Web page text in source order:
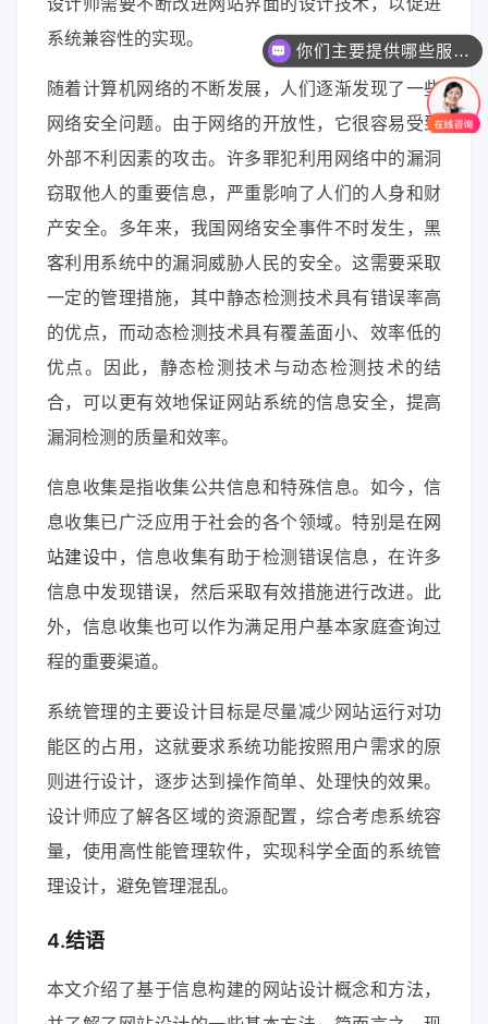
系统兼容性的实现。
随着计算机网络的不断发展，人们逐渐发现了一些
网络安全问题。由于网络的开放性，它很容易受到
外部不利因素的攻击。许多罪犯利用网络中的漏洞
窃取他人的重要信息，严重影响了人们的人身和财
产安全。多年来，我国网络安全事件不时发生，黑
客利用系统中的漏洞威胁人民的安全。这需要采取
一定的管理措施，其中静态检测技术具有错误率高
的优点，而动态检测技术具有覆盖面小、效率低的
优点。因此，静态检测技术与动态检测技术的结
合，可以更有效地保证网站系统的信息安全，提高
漏洞检测的质量和效率。
信息收集是指收集公共信息和特殊信息。如今，信
息收集已广泛应用于社会的各个领域。特别是在网
站建设中，信息收集有助于检测错误信息，在许多
信息中发现错误，然后采取有效措施进行改进。此
外，信息收集也可以作为满足用户基本家庭查询过
程的重要渠道。
系统管理的主要设计目标是尽量减少网站运行对功
能区的占用，这就要求系统功能按照用户需求的原
则进行设计，逐步达到操作简单、处理快的效果。
设计师应了解各区域的资源配置，综合考虑系统容
量，使用高性能管理软件，实现科学全面的系统管
理设计，避免管理混乱。
4.结语
本文介绍了基于信息构建的网站设计概念和方法，
你们主要提供哪些服务？可以根据需求定制吗？